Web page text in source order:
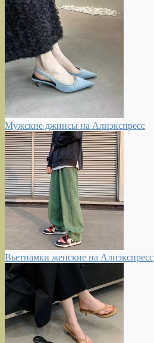
Мужские джинсы на Алиэкспресс
Вьетнамки женские на Алиэкспресс